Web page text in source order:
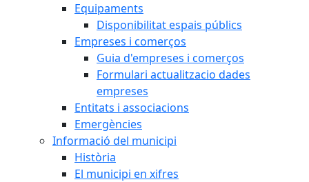
Equipaments
Disponibilitat espais públics
Empreses i comerços
Guia d'empreses i comerços
Formulari actualitzacio dades
empreses
Entitats i associacions
Emergències
Informació del municipi
Història
El municipi en xifres